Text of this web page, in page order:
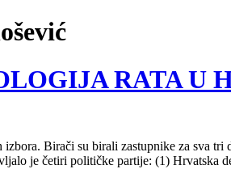
RATA U
Birači su birali zastupnike za sva
je četiri političke partije: (1) Hrvatska